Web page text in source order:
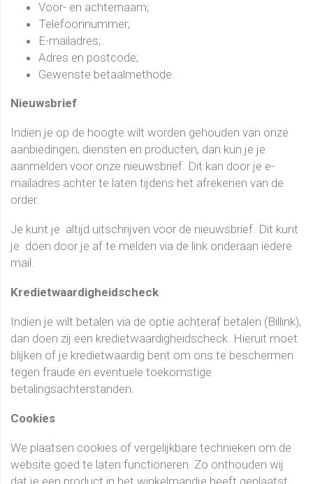
Voor- en achternaam;
Telefoonnummer;
E-mailadres;
Adres en postcode;
Gewenste betaalmethode.
Nieuwsbrief
Indien je op de hoogte wilt worden gehouden van onze
aanbiedingen, diensten en producten, dan kun je je
aanmelden voor onze nieuwsbrief. Dit kan door je e-
mailadres achter te laten tijdens het afrekenen van de
order.
Je kunt je altijd uitschrijven voor de nieuwsbrief. Dit kunt
je doen door je af te melden via de link onderaan iedere
mail.
Kredietwaardigheidscheck
Indien je wilt betalen via de optie achteraf betalen (Billink),
dan doen zij een kredietwaardigheidscheck. Hieruit moet
blijken of je kredietwaardig bent om ons te beschermen
tegen fraude en eventuele toekomstige
betalingsachterstanden.
Cookies
We plaatsen cookies of vergelijkbare technieken om de
website goed te laten functioneren. Zo onthouden wij
dat je een product in het winkelmandje heeft geplaatst